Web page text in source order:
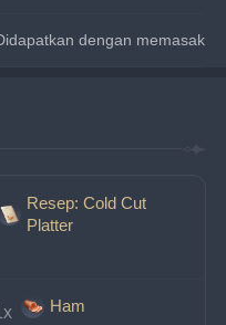
dengan memasak
Resep: Cold Cut
Platter
Ham